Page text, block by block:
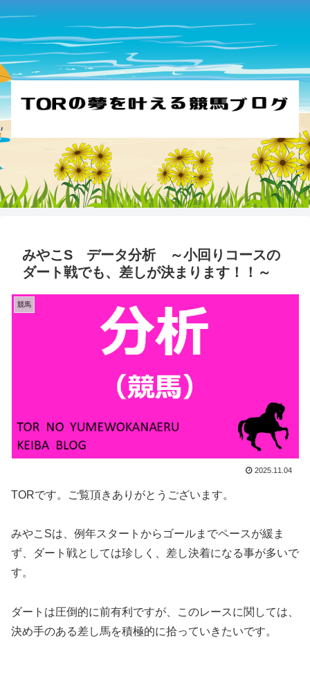
みやこS データ分析 ～小回りコースの
ダート戦でも、差しが決まります！！～
競馬
2025.11.04
TORです。ご覧頂きありがとうございます。
みやこSは、例年スタートからゴールまでペースが緩ま
ず、ダート戦としては珍しく、差し決着になる事が多いで
す。
ダートは圧倒的に前有利ですが、このレースに関しては、
決め手のある差し馬を積極的に拾っていきたいです。